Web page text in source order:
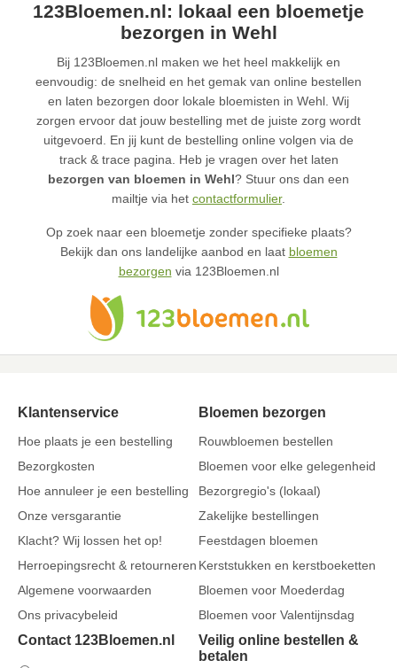
123Bloemen.nl: lokaal een bloemetje
bezorgen in Wehl
Bij 123Bloemen.nl maken we het heel makkelijk en
eenvoudig: de snelheid en het gemak van online bestellen
en laten bezorgen door lokale bloemisten in Wehl. Wij
zorgen ervoor dat jouw bestelling met de juiste zorg wordt
uitgevoerd. En jij kunt de bestelling online volgen via de
track & trace pagina. Heb je vragen over het laten
bezorgen van bloemen in Wehl? Stuur ons dan een
mailtje via het contactformulier.
Op zoek naar een bloemetje zonder specifieke plaats?
Bekijk dan ons landelijke aanbod en laat bloemen
bezorgen via 123Bloemen.nl
Klantenservice
Hoe plaats je een bestelling
Bezorgkosten
Hoe annuleer je een bestelling
Onze versgarantie
Klacht? Wij lossen het op!
Herroepingsrecht & retourneren
Algemene voorwaarden
Ons privacybeleid
Bloemen bezorgen
Rouwbloemen bestellen
Bloemen voor elke gelegenheid
Bezorgregio's (lokaal)
Zakelijke bestellingen
Feestdagen bloemen
Kerststukken en kerstboeketten
Bloemen voor Moederdag
Bloemen voor Valentijnsdag
Contact 123Bloemen.nl
Veilig online bestellen &
betalen